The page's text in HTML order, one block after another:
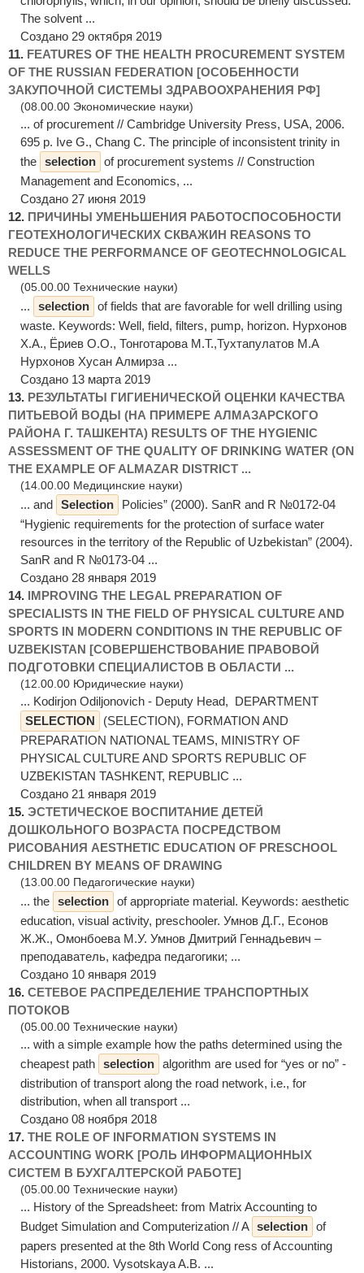
The solvent ...
Создано 29 октября 2019
11. FEATURES OF THE HEALTH PROCUREMENT SYSTEM
OF THE RUSSIAN FEDERATION [ОСОБЕННОСТИ
ЗАКУПОЧНОЙ СИСТЕМЫ ЗДРАВООХРАНЕНИЯ РФ]
(08.00.00 Экономические науки)
... of procurement // Cambridge University Press, USA, 2006.
695 p. Ive G., Chang C. The principle of inconsistent trinity in
the selection of procurement systems // Construction
Management and Economics, ...
Создано 27 июня 2019
12. ПРИЧИНЫ УМЕНЬШЕНИЯ РАБОТОСПОСОБНОСТИ
ГЕОТЕХНОЛОГИЧЕСКИХ СКВАЖИН REASONS TO
REDUCE THE PERFORMANCE OF GEOTECHNOLOGICAL
WELLS
(05.00.00 Технические науки)
... selection of fields that are favorable for well drilling using
waste. Keywords: Well, field, filters, pump, horizon. Нурхонов
Х.А., Ёриев О.О., Тонготарова М.Т.,Тухтапулатов М.А
Нурхонов Хусан Алмирза ...
Создано 13 марта 2019
13. РЕЗУЛЬТАТЫ ГИГИЕНИЧЕСКОЙ ОЦЕНКИ КАЧЕСТВА
ПИТЬЕВОЙ ВОДЫ (НА ПРИМЕРЕ АЛМАЗАРСКОГО
РАЙОНА Г. ТАШКЕНТА) RESULTS OF THE HYGIENIC
ASSESSMENT OF THE QUALITY OF DRINKING WATER (ON
THE EXAMPLE OF ALMAZAR DISTRICT ...
(14.00.00 Медицинские науки)
... and Selection
Policies” (2000). SanR and R №0172-04
“Hygienic requirements for the protection of surface water
resources in the territory of the Republic of Uzbekistan” (2004).
SanR and R №0173-04 ...
Создано 28 января 2019
14. IMPROVING THE LEGAL PREPARATION OF
SPECIALISTS IN THE FIELD OF PHYSICAL CULTURE AND
SPORTS IN MODERN CONDITIONS IN THE REPUBLIC OF
UZBEKISTAN [СОВЕРШЕНСТВОВАНИЕ ПРАВОВОЙ
ПОДГОТОВКИ СПЕЦИАЛИСТОВ В ОБЛАСТИ ...
(12.00.00 Юридические науки)
... Kodirjon Odiljonovich - Deputy Head, DEPARTMENT
SELECTION
(SELECTION), FORMATION AND
PREPARATION NATIONAL TEAMS, MINISTRY OF
PHYSICAL CULTURE AND SPORTS REPUBLIC OF
UZBEKISTAN TASHKENT, REPUBLIC ...
Создано 21 января 2019
15. ЭСТЕТИЧЕСКОЕ ВОСПИТАНИЕ ДЕТЕЙ
ДОШКОЛЬНОГО ВОЗРАСТА ПОСРЕДСТВОМ
РИСОВАНИЯ AESTHETIC EDUCATION OF PRESCHOOL
CHILDREN BY MEANS OF DRAWING
(13.00.00 Педагогические науки)
... the selection of appropriate material. Keywords: aesthetic
education, visual activity, preschooler. Умнов Д.Г., Есонов
Ж.Ж., Омонбоева М.У. Умнов Дмитрий Геннадьевич –
преподаватель, кафедра педагогики; ...
Создано 10 января 2019
16. СЕТЕВОЕ РАСПРЕДЕЛЕНИЕ ТРАНСПОРТНЫХ
ПОТОКОВ
(05.00.00 Технические науки)
... with a simple example how the paths determined using the
cheapest path selection algorithm are used for “yes or no” -
distribution of transport along the road network, i.e., for
distribution, when all transport ...
Создано 08 ноября 2018
17. THE ROLE OF INFORMATION SYSTEMS IN
ACCOUNTING WORK [РОЛЬ ИНФОРМАЦИОННЫХ
СИСТЕМ В БУХГАЛТЕРСКОЙ РАБОТЕ]
(05.00.00 Технические науки)
... History of the Spreadsheet: from Matrix Accounting to
Budget Simulation and Computerization // A selection of
papers presented at the 8th World Cong ress of Accounting
Historians, 2000. Vysotskaya A.B. ...